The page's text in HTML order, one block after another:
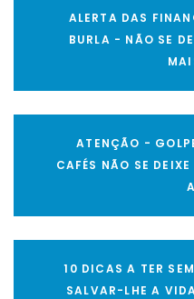
ALERTA DAS
BURLA - NÃO SE
ATENÇÃO -
CAFÉS NÃO SE
10 DICAS A TER
SALVAR-LHE A